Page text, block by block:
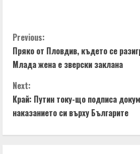
C
o
n
t
Previous:
Пряко от Пловдив, където се
Млада жена е зверски заклана
Next:
Край: Путин току-що подписа
наказанието си върху Българите